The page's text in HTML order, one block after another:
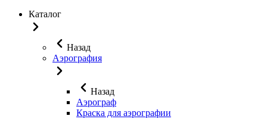
Каталог
Назад
Аэрография
Назад
Аэрограф
Краска для аэрографии